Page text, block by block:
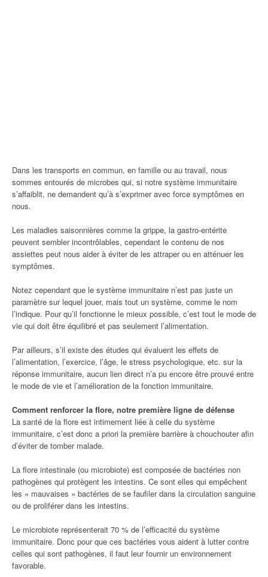
Dans les transports en commun, en famille ou au travail, nous
sommes entourés de microbes qui, si notre système immunitaire
s’affaiblit, ne demandent qu’à s’exprimer avec force symptômes en
nous.
Les maladies saisonnières comme la grippe, la gastro-entérite
peuvent sembler incontrôlables, cependant le contenu de nos
assiettes peut nous aider à éviter de les attraper ou en atténuer les
symptômes.
Notez cependant que le système immunitaire n’est pas juste un
paramètre sur lequel jouer, mais tout un système, comme le nom
l’indique. Pour qu’il fonctionne le mieux possible, c’est tout le mode de
vie qui doit être équilibré et pas seulement l’alimentation.
Par ailleurs, s’il existe des études qui évaluent les effets de
l’alimentation, l’exercice, l’âge, le stress psychologique, etc. sur la
réponse immunitaire, aucun lien direct n’a pu encore être prouvé entre
le mode de vie et l’amélioration de la fonction immunitaire.
Comment renforcer la flore, notre première ligne de défense
La santé de la flore est intimement liée à celle du système
immunitaire, c’est donc a priori la première barrière à chouchouter afin
d’éviter de tomber malade.
La flore intestinale (ou microbiote) est composée de bactéries non
pathogènes qui protègent les intestins. Ce sont elles qui empêchent
les « mauvaises » bactéries de se faufiler dans la circulation sanguine
ou de proliférer dans les intestins.
Le microbiote représenterait 70 % de l’efficacité du système
immunitaire. Donc pour que ces bactéries vous aident à lutter contre
celles qui sont pathogènes, il faut leur fournir un environnement
favorable.